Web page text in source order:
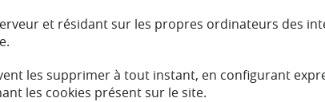
et résidant sur les propres ordinateurs des
les supprimer à tout instant, en configurant
les cookies présent sur le site.